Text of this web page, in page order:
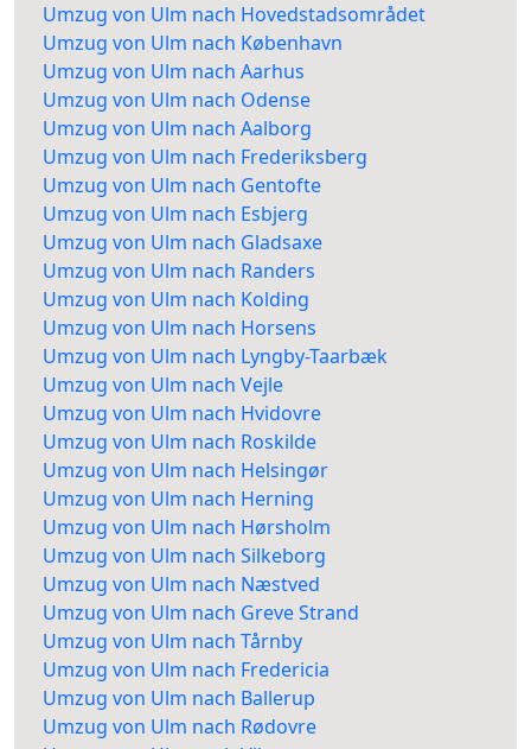
Umzug von Ulm nach Hovedstadsområdet
Umzug von Ulm nach København
Umzug von Ulm nach Aarhus
Umzug von Ulm nach Odense
Umzug von Ulm nach Aalborg
Umzug von Ulm nach Frederiksberg
Umzug von Ulm nach Gentofte
Umzug von Ulm nach Esbjerg
Umzug von Ulm nach Gladsaxe
Umzug von Ulm nach Randers
Umzug von Ulm nach Kolding
Umzug von Ulm nach Horsens
Umzug von Ulm nach Lyngby-Taarbæk
Umzug von Ulm nach Vejle
Umzug von Ulm nach Hvidovre
Umzug von Ulm nach Roskilde
Umzug von Ulm nach Helsingør
Umzug von Ulm nach Herning
Umzug von Ulm nach Hørsholm
Umzug von Ulm nach Silkeborg
Umzug von Ulm nach Næstved
Umzug von Ulm nach Greve Strand
Umzug von Ulm nach Tårnby
Umzug von Ulm nach Fredericia
Umzug von Ulm nach Ballerup
Umzug von Ulm nach Rødovre